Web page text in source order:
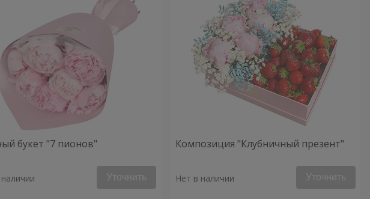
букет "7 пионов"
Уточнить
Композиция "Клубничный презент"
Нет в наличии Уточнить